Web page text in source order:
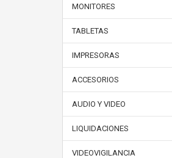
MONITORES
TABLETAS
IMPRESORAS
ACCESORIOS
AUDIO Y VIDEO
LIQUIDACIONES
VIDEOVIGILANCIA